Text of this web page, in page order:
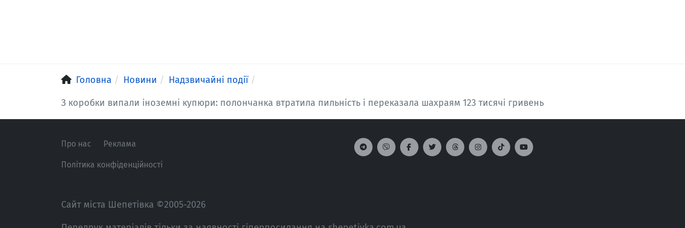
Головна Новини Надзвичайні події
З коробки випали іноземні купюри: полончанка втратила пильність і переказала шахраям 123 тисячі гривень
Про нас Реклама
Політика конфіденційності
Сайт міста Шепетівка ©2005-2026